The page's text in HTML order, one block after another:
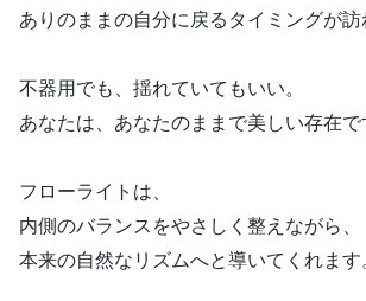
ありのままの自分に戻るタイミングが訪
不器用でも、揺れていてもいい。
あなたは、あなたのままで美しい存在で
フローライトは、
内側のバランスをやさしく整えながら、
本来の自然なリズムへと導いてくれます。